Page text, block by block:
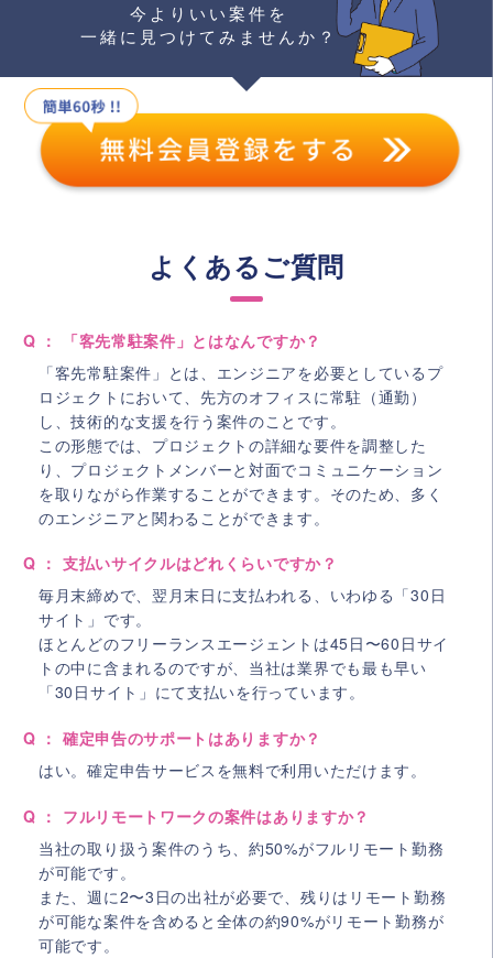
今よりいい案件を
一緒に見つけてみませんか？
よくあるご質問
Q ： 「客先常駐案件」とはなんですか？
「客先常駐案件」とは、エンジニアを必要としているプ
ロジェクトにおいて、先方のオフィスに常駐（通勤）
し、技術的な支援を行う案件のことです。
この形態では、プロジェクトの詳細な要件を調整した
り、プロジェクトメンバーと対面でコミュニケーション
を取りながら作業することができます。そのため、多く
のエンジニアと関わることができます。
Q ： 支払いサイクルはどれくらいですか？
毎月末締めで、翌月末日に支払われる、いわゆる「30日
サイト」です。
ほとんどのフリーランスエージェントは45日〜60日サイ
トの中に含まれるのですが、当社は業界でも最も早い
「30日サイト」にて支払いを行っています。
Q ： 確定申告のサポートはありますか？
はい。確定申告サービスを無料で利用いただけます。
Q ： フルリモートワークの案件はありますか？
当社の取り扱う案件のうち、約50%がフルリモート勤務
が可能です。
また、週に2〜3日の出社が必要で、残りはリモート勤務
が可能な案件を含めると全体の約90%がリモート勤務が
可能です。